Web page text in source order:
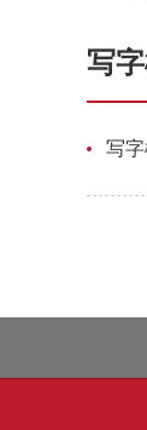
写
写